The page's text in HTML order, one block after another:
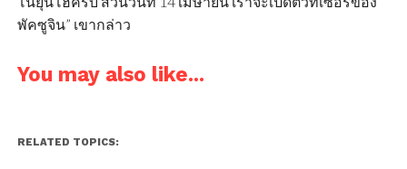
พัคซูจิน” เขากล่าว
You may also like...
RELATED TOPICS: